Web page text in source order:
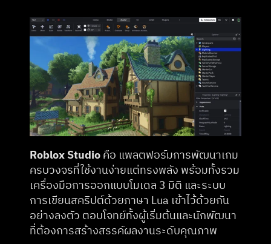
Roblox Studio คือ แพลตฟอร์มการพัฒนาเกม
ครบวงจรที่ใช้งานง่ายแต่ทรงพลัง พร้อมทั้งรวม
เครื่องมือการออกแบบโมเดล 3 มิติ และระบบ
การเขียนสคริปต์ด้วยภาษา Lua เข้าไว้ด้วยกัน
อย่างลงตัว ตอบโจทย์ทั้งผู้เริ่มต้นและนักพัฒนา
ที่ต้องการสร้างสรรค์ผลงานระดับคุณภาพ